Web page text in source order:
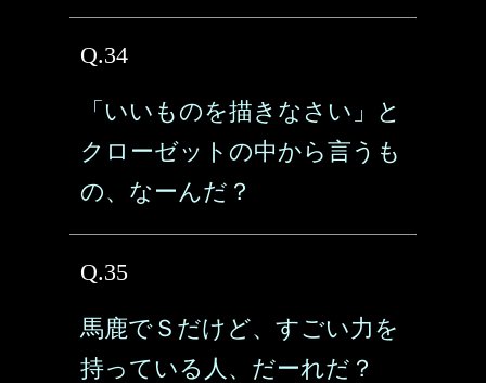
Q.34
「いいものを描きなさい」と
クローゼットの中から言うも
の、なーんだ？
Q.35
馬鹿でＳだけど、すごい力を
持っている人、だーれだ？